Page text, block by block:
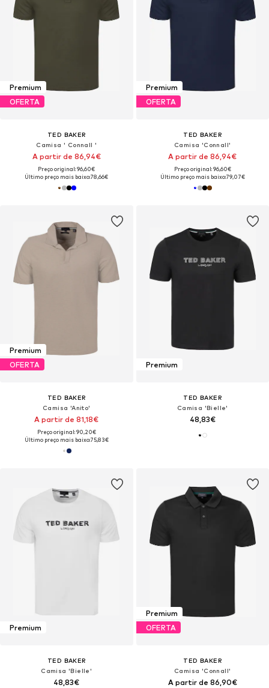
Premium
OFERTA
TED BAKER
Camisa ' Connall '
A partir de 86,94€
Preço original: 96,60€
Último preço mais baixo:78,66€
Premium
OFERTA
TED BAKER
Camisa 'Connall'
A partir de 86,94€
Preço original: 96,60€
Último preço mais baixo:79,07€
Premium
OFERTA
TED BAKER
Camisa 'Anito'
A partir de 81,18€
Preço original: 90,20€
Último preço mais baixo:75,83€
Premium
TED BAKER
Camisa 'Bielle'
48,83€
Premium
TED BAKER
Camisa 'Bielle'
48,83€
Premium
OFERTA
TED BAKER
Camisa 'Connall'
A partir de 86,90€